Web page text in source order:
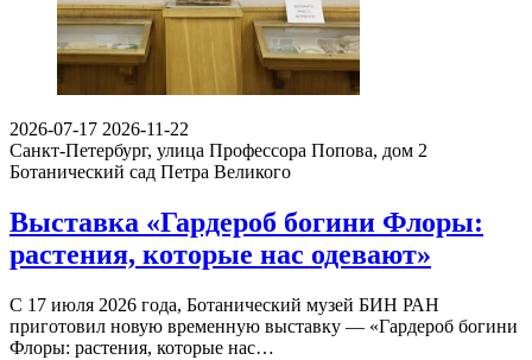
2026-07-17 2026-11-22
Санкт-Петербург, улица Профессора Попова, дом 2
Ботанический сад Петра Великого
Выставка «Гардероб богини Флоры:
растения, которые нас одевают»
С 17 июля 2026 года, Ботанический музей БИН РАН
приготовил новую временную выставку — «Гардероб богини
Флоры: растения, которые нас…